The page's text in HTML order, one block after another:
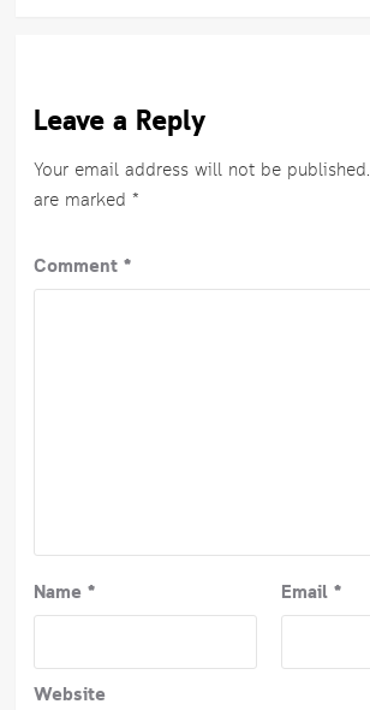
Leave a Reply
Your email address will not be published.
are marked *
Comment *
Name * Email *
Website